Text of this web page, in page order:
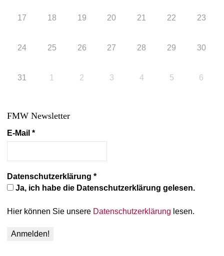
17 18 19 20 21 22 23
24 25 26 27 28 29 30
31 1 2 3 4 5 6
FMW Newsletter
E-Mail *
Datenschutzerklärung *
Ja, ich habe die Datenschutzerklärung gelesen.
Hier können Sie unsere Datenschutzerklärung lesen.